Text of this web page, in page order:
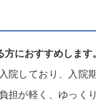
におすすめします
院しており、入院
担が軽く、ゆっく